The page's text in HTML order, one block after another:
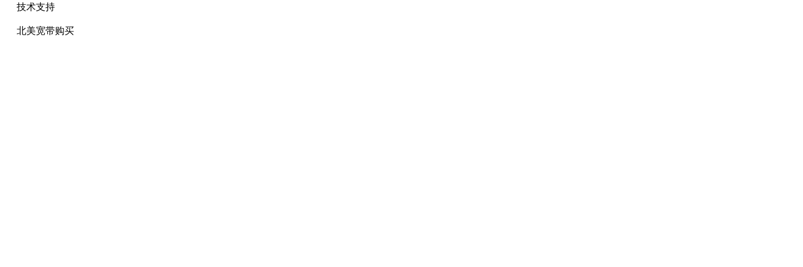
技术支持
北美宽带购买